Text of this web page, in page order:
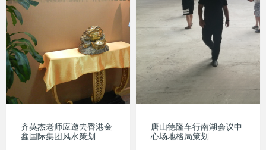
齐英杰老师应邀去香港金
鑫国际集团风水策划
唐山德隆车行南湖会议中
心场地格局策划